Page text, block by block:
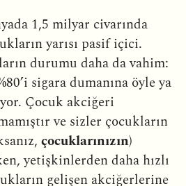
1,5 milyar civarında
yarısı pasif içici.
durumu daha da vahim:
sigara dumanına öyle ya
Çocuk akciğeri
ve sizler çocukların
çocuklarınızın)
yetişkinlerden daha hızlı
gelişen akciğerlerine